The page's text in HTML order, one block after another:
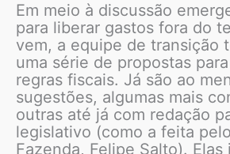
Em meio à discussão
para liberar gastos fora do
vem, a equipe de transição
uma série de propostas
regras fiscais. Já são ao
sugestões, algumas mais
outras até já com redação
legislativo (como a feita
Fazenda, Felipe Salto). Elas